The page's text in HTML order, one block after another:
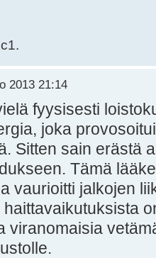
2013 21:14
fyysisesti
joka
Sitten sain erästä
Tämä
vaurioitti jalkojen
viranomaisia